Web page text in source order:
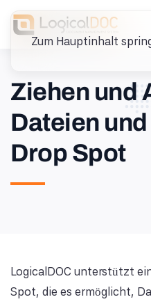
Zum Hauptinhalt
Ziehen und
Dateien
Drop Spot
LogicalDOC unterstützt
Spot, die es ermöglicht,